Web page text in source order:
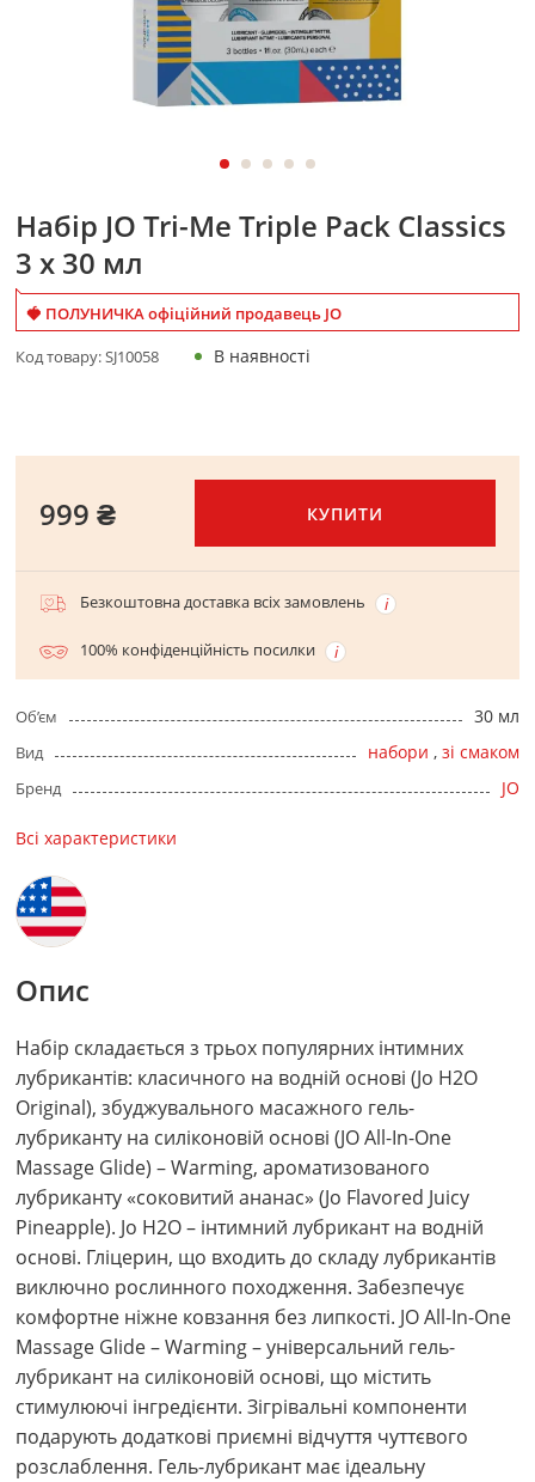
Набір JO Tri-Me Triple Pack Classics
3 х 30 мл
🍓 ПОЛУНИЧКА офіційний продавець JO
Код товару:SJ10058 В наявності
999 ₴ КУПИТИ
Безкоштовна доставка всіх замовлень
100% конфіденційність посилки
Об’єм 30 мл
Вид набори , зі смаком
Бренд JO
Всі характеристики
Опис
Набір складається з трьох популярних інтимних
лубрикантів: класичного на водній основі (Jo H2O
Original), збуджувального масажного гель-
лубриканту на силіконовій основі (JO All-In-One
Massage Glide) – Warming, ароматизованого
лубриканту «соковитий ананас» (Jo Flavored Juicy
Pineapple). Jo H2O – інтимний лубрикант на водній
основі. Гліцерин, що входить до складу лубрикантів
виключно рослинного походження. Забезпечує
комфортне ніжне ковзання без липкості. JO All-In-One
Massage Glide – Warming – універсальний гель-
лубрикант на силіконовій основі, що містить
стимулюючі інгредієнти. Зігрівальні компоненти
подарують додаткові приємні відчуття чуттєвого
розслаблення. Гель-лубрикант має ідеальну